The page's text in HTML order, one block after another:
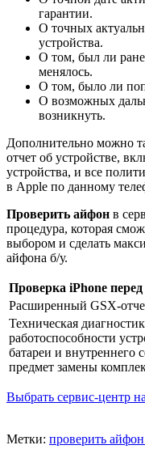
гарантии.
О точных
устройства.
О том, был ли
менялось.
О том, было ли
О возможных
возникнуть.
Дополнительно можно
отчет об устройстве,
устройства, и все
в Apple по данному
Проверить айфон в
процедура, которая
выбором и сделать
айфона б/у.
Проверка iPhone
Расширенный GSX-
Техническая
работоспособности
батареи и внутреннего
предмет замены
Выбрать сервис-центр
Метки: проверить